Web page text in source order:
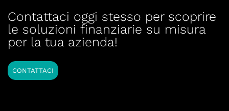
Contattaci oggi stesso per scoprire
le soluzioni finanziarie su misura
per la tua azienda!
CONTATTACI